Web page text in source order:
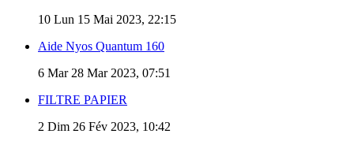
10 Lun 15 Mai 2023, 22:15
Aide Nyos Quantum 160
6 Mar 28 Mar 2023, 07:51
FILTRE PAPIER
2 Dim 26 Fév 2023, 10:42